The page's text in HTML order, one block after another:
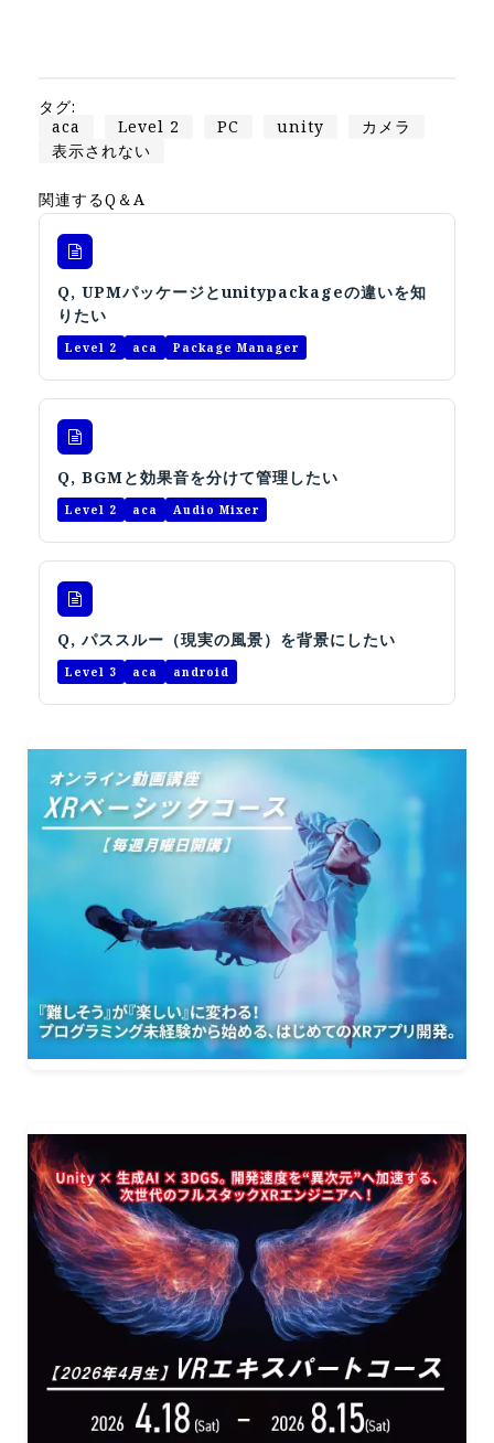
《展示会》
TOKYO DIGICONX2026
オートモーティブワールド2026
（1/21～23東京ビッグサイト）に出展。
Tsumiki Community Day 2026
（5/27～28 秋葉原UDX）に出展。
《求人》
求人申込み
オープンキャンパス
オンライン
タグ:
aca
Level 2 PC unity
カメラ
表示されない
関連するQ＆A
Q, UPMパッケージとunitypackageの違いを知
りたい
Level 2 aca Package Manager
Q, BGMと効果音を分けて管理したい
Level 2 aca Audio Mixer
Q, パススルー（現実の風景）を背景にしたい
Level 3 aca android